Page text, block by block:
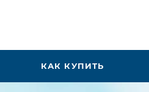
КАК КУПИТЬ